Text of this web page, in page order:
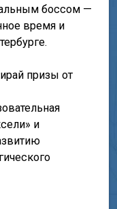
боссом —
время и
призы от
и